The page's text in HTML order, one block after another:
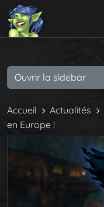
Accueil Actualités
en Europe !
Ouvrir la sidebar